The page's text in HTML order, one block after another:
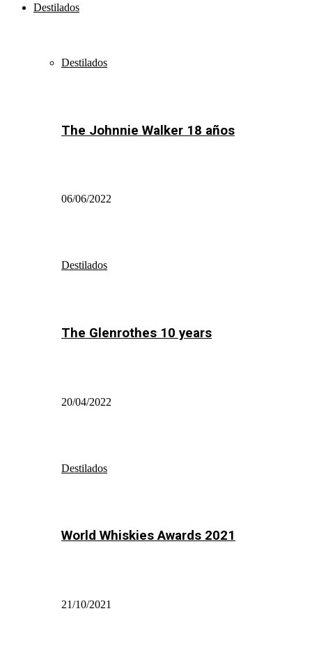
Destilados
Destilados
The Johnnie Walker 18 años
06/06/2022
Destilados
The Glenrothes 10 years
20/04/2022
Destilados
World Whiskies Awards 2021
21/10/2021